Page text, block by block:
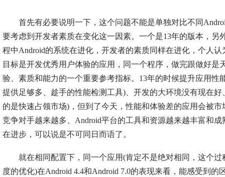
首先有必要说明一下，这个问题不能是单独对比不同
要考虑到开发者素质在变化这一因素。一个是13年的版本，另
程中Android的系统在进化，开发者的素质同样在进化，个人
目标是开发优秀用户体验的应用，同一个程序，做完跟做好是
验、素质和能力的一个重要参考指标。13年的时候提升应用性
提供足够多、趁手的性能检测工具)、开发的大环境没有现在
的是快速占领市场)，但到了今天，性能和体验差的应用会被
竞争对手越来越多、Android平台的工具和资源越来越丰富和成
在进步，可以说是不可同日而语了。
就在相同配置下，同一个应用(肯定不是绝对相同，这个过
度的优化)在Android 4.4和Android 7.0的表现来看，能感受到的